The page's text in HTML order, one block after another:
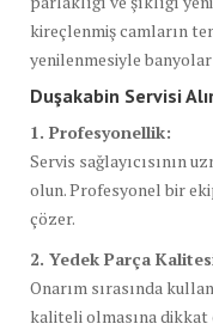
kireçlenmiş camların
yenilenmesiyle
Duşakabin Servisi
1. Profesyonellik:
Servis sağlayıcısının
olun. Profesyonel bir
çözer.
2. Yedek Parça
Onarım sırasında
kaliteli olmasına dikkat